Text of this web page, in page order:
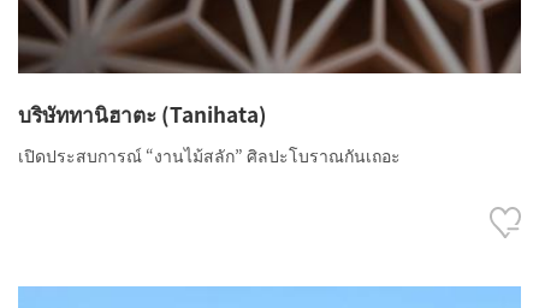
บริษัททานิฮาตะ (Tanihata)
เปิดประสบการณ์ “งานไม้สลัก” ศิลปะโบราณกันเถอะ